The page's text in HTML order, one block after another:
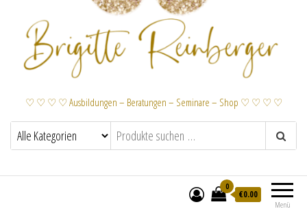
♡ ♡ ♡ ♡ Ausbildungen – Beratungen – Seminare – Shop ♡ ♡ ♡ ♡
Menü
0
€0.00